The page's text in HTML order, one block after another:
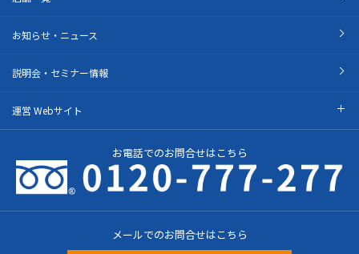
お知らせ・ニュース
説明会・セミナー情報
運営 Webサイト
お電話でのお問合せはこちら
メールでのお問合せはこちら